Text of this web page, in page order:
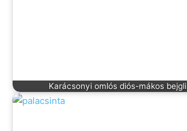
Karácsonyi omlós diós-mákos bejgli